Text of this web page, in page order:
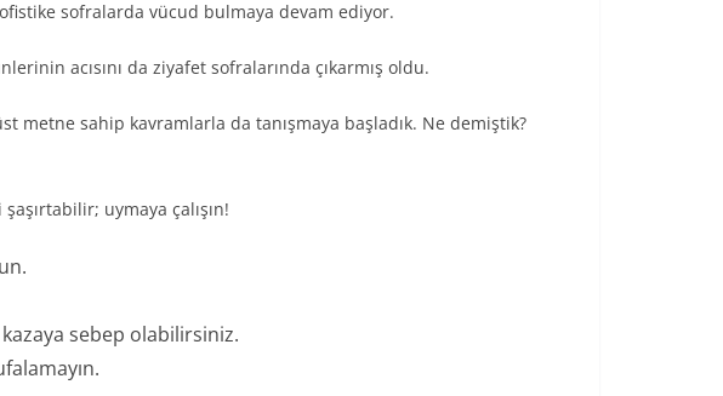
sofralarda vücud bulmaya devam ediyor.
acısını da ziyafet sofralarında çıkarmış oldu.
metne sahip kavramlarla da tanışmaya başladık. Ne demiştik?
uymaya çalışın!
sebep olabilirsiniz.